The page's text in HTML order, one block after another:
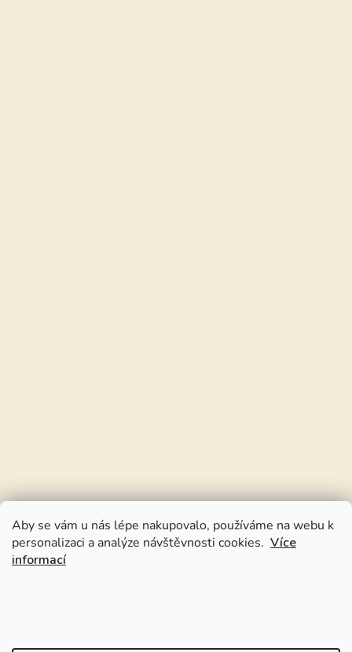
Aby se vám u nás lépe nakupovalo, používáme na webu k
personalizaci a analýze návštěvnosti cookies. Více
informací